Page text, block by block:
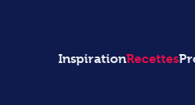
InspirationRecettes